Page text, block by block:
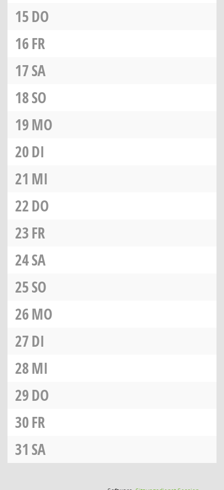
15DO
16FR
17SA
18SO
19MO
20DI
21 MI
22DO
23FR
24SA
25SO
26MO
27DI
28MI
29DO
30FR
31 SA